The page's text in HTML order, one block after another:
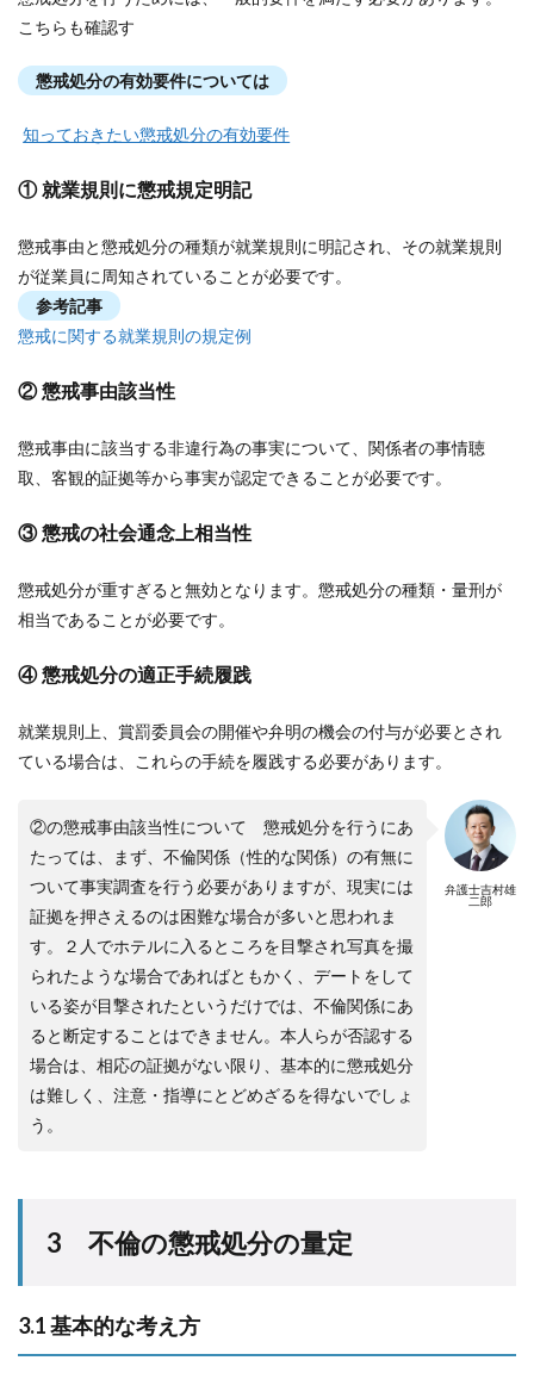
こちらも確認す
懲戒処分の有効要件については
知っておきたい懲戒処分の有効要件
① 就業規則に懲戒規定明記
懲戒事由と懲戒処分の種類が就業規則に明記され、その就業規則
が従業員に周知されていることが必要です。
参考記事
懲戒に関する就業規則の規定例
② 懲戒事由該当性
懲戒事由に該当する非違行為の事実について、関係者の事情聴
取、客観的証拠等から事実が認定できることが必要です。
③ 懲戒の社会通念上相当性
懲戒処分が重すぎると無効となります。懲戒処分の種類・量刑が
相当であることが必要です。
④ 懲戒処分の適正手続履践
就業規則上、賞罰委員会の開催や弁明の機会の付与が必要とされ
ている場合は、これらの手続を履践する必要があります。
弁護士吉村雄
二郎
②の懲戒事由該当性について 懲戒処分を行うにあ
たっては、まず、不倫関係（性的な関係）の有無に
ついて事実調査を行う必要がありますが、現実には
証拠を押さえるのは困難な場合が多いと思われま
す。２人でホテルに入るところを目撃され写真を撮
られたような場合であればともかく、デートをして
いる姿が目撃されたというだけでは、不倫関係にあ
ると断定することはできません。本人らが否認する
場合は、相応の証拠がない限り、基本的に懲戒処分
は難しく、注意・指導にとどめざるを得ないでしょ
う。
3 不倫の懲戒処分の量定
3.1 基本的な考え方